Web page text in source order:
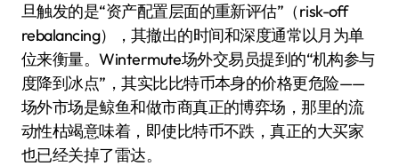
旦触发的是“资产配置层面的重新评估”（risk-off
rebalancing），其撤出的时间和深度通常以月为单
位来衡量。Wintermute场外交易员提到的“机构参与
度降到冰点”，其实比比特币本身的价格更危险——
场外市场是鲸鱼和做市商真正的博弈场，那里的流
动性枯竭意味着，即使比特币不跌，真正的大买家
也已经关掉了雷达。